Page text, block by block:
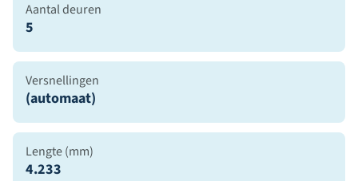
Aantal deuren
5
Versnellingen
(automaat)
Lengte (mm)
4.233